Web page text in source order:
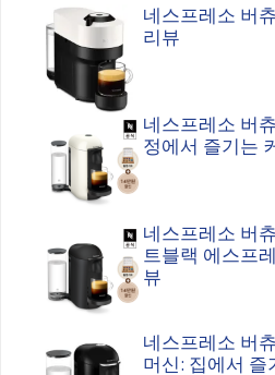
네스프레소 버
리뷰
네스프레소 버
정에서 즐기는
네스프레소 버
트블랙 에스프
뷰
네스프레소 버
머신: 집에서